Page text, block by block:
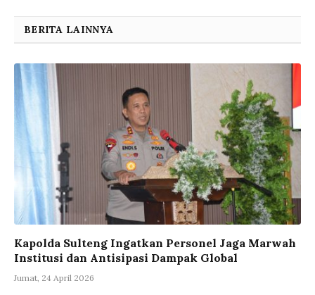
BERITA LAINNYA
Kapolda Sulteng Ingatkan Personel Jaga Marwah
Institusi dan Antisipasi Dampak Global
Jumat, 24 April 2026